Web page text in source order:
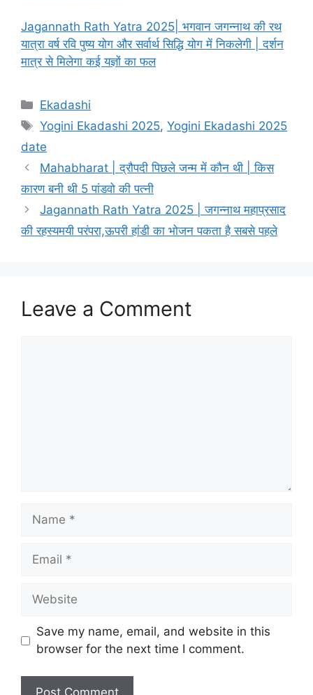
Jagannath Rath Yatra 2025| भगवान जगन्नाथ की रथ
यात्रा वर्ष रवि पुष्य योग और सर्वार्थ सिद्धि योग में निकलेगी | दर्शन
मात्र से मिलेगा कई यज्ञों का फल
C
a
e
g
o
i
Ekadashi
T
a
s
Yogini Ekadashi 2025,Yogini Ekadashi 2025
date
Mahabharat | द्रौपदी पिछले जन्म में कौन थी | किस
कारण बनी थी 5 पांडवो की पत्नी
Jagannath Rath Yatra 2025 | जगन्नाथ महाप्रसाद
की रहस्यमयी परंपरा,ऊपरी हांडी का भोजन पकता है सबसे पहले
Leave a Comment
s
t
Save my name, email, and website in this
browser for the next time I comment.